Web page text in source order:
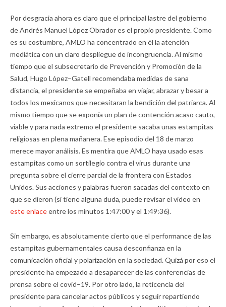
Por desgracia ahora es claro que el principal lastre del gobierno
de Andrés Manuel López Obrador es el propio presidente. Como
es su costumbre, AMLO ha concentrado en él la atención
mediática con un claro despliegue de incongruencia. Al mismo
tiempo que el subsecretario de Prevención y Promoción de la
Salud, Hugo López–Gatell recomendaba medidas de sana
distancia, el presidente se empeñaba en viajar, abrazar y besar a
todos los mexicanos que necesitaran la bendición del patriarca. Al
mismo tiempo que se exponía un plan de contención acaso cauto,
viable y para nada extremo el presidente sacaba unas estampitas
religiosas en plena mañanera. Ese episodio del 18 de marzo
merece mayor análisis. Es mentira que AMLO haya usado esas
estampitas como un sortilegio contra el virus durante una
pregunta sobre el cierre parcial de la frontera con Estados
Unidos. Sus acciones y palabras fueron sacadas del contexto en
que se dieron (si tiene alguna duda, puede revisar el video en
este enlaceentre los minutos 1:47:00 y el 1:49:36).
Sin embargo, es absolutamente cierto que el performance de las
estampitas gubernamentales causa desconfianza en la
comunicación oficial y polarización en la sociedad. Quizá por eso el
presidente ha empezado a desaparecer de las conferencias de
prensa sobre el covid–19. Por otro lado, la reticencia del
presidente para cancelar actos públicos y seguir repartiendo